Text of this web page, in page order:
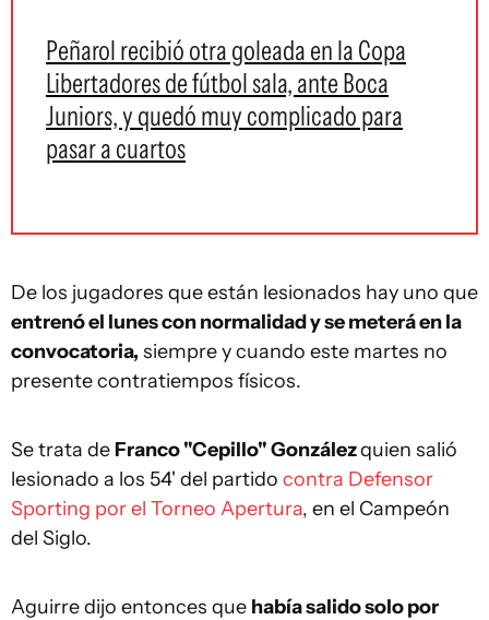
Peñarol recibió otra goleada en la Copa
Libertadores de fútbol sala, ante Boca
Juniors, y quedó muy complicado para
pasar a cuartos
De los jugadores que están lesionados hay uno que
entrenó el lunes con normalidad y se meterá en la
convocatoria, siempre y cuando este martes no
presente contratiempos físicos.
Se trata de Franco "Cepillo" Gonzálezquien salió
lesionado a los 54' del partido contra Defensor
Sporting por el Torneo Apertura, en el Campeón
del Siglo.
Aguirre dijo entonces que había salido solo por